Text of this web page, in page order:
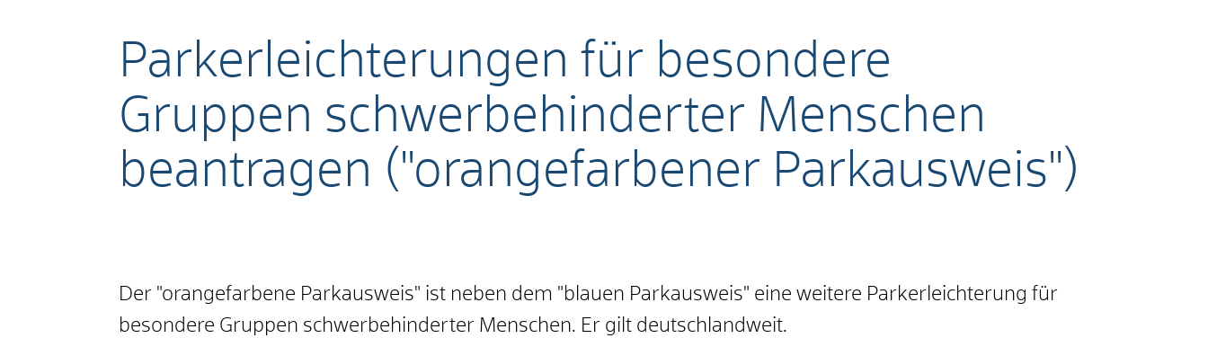
Parkerleichterungen für besondere
Gruppen schwerbehinderter Menschen
beantragen ("orangefarbener Parkausweis")
Der "orangefarbene Parkausweis" ist neben dem "blauen Parkausweis" eine weitere Parkerleichterung für
besondere Gruppen schwerbehinderter Menschen. Er gilt deutschlandweit.